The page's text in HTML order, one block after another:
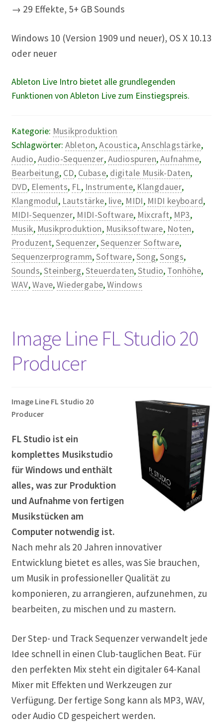
→ 29 Effekte, 5+ GB Sounds
Windows 10 (Version 1909 und neuer), OS X 10.13
oder neuer
Ableton Live Intro bietet alle grundlegenden
Funktionen von Ableton Live zum Einstiegspreis.
Kategorie: Musikproduktion
Schlagwörter: Ableton,Acoustica,Anschlagstärke,
Audio,Audio-Sequenzer,Audiospuren,Aufnahme,
Bearbeitung, CD, Cubase, digitale Musik-Daten,
DVD, Elements, FL, Instrumente, Klangdauer,
Klangmodul, Lautstärke, live, MIDI, MIDI keyboard,
MIDI-Sequenzer, MIDI-Software, Mixcraft, MP3,
Musik, Musikproduktion, Musiksoftware, Noten,
Produzent,Sequenzer,Sequenzer Software,
Sequenzerprogramm,Software,Song,Songs,
Sounds,Steinberg,Steuerdaten,Studio, Tonhöhe,
WAV,Wave,Wiedergabe,Windows
Image Line FL Studio 20
Producer
Image Line FL Studio 20
Producer
FL Studio ist ein
komplettes Musikstudio
für Windows und enthält
alles, was zur Produktion
und Aufnahme von fertigen
Musikstücken am
Computer notwendig ist.
Nach mehr als 20 Jahren innovativer
Entwicklung bietet es alles, was Sie brauchen,
um Musik in professioneller Qualität zu
komponieren, zu arrangieren, aufzunehmen, zu
bearbeiten, zu mischen und zu mastern.
Der Step- und Track Sequenzer verwandelt jede
Idee schnell in einen Club-tauglichen Beat. Für
den perfekten Mix steht ein digitaler 64-Kanal
Mixer mit Effekten und Werkzeugen zur
Verfügung. Der fertige Song kann als MP3, WAV,
oder Audio CD gespeichert werden.